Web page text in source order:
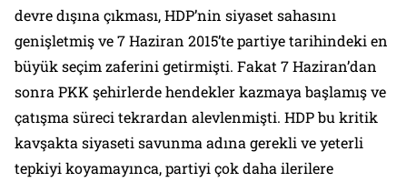
devre dışına çıkması, HDP’nin siyaset sahasını
genişletmiş ve 7 Haziran 2015’te partiye tarihindeki en
büyük seçim zaferini getirmişti. Fakat 7 Haziran’dan
sonra PKK şehirlerde hendekler kazmaya başlamış ve
çatışma süreci tekrardan alevlenmişti. HDP bu kritik
kavşakta siyaseti savunma adına gerekli ve yeterli
tepkiyi koyamayınca, partiyi çok daha ilerilere